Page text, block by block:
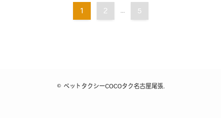
1 2 ... 5
©ペットタクシーCOCOタク名古屋尾張.